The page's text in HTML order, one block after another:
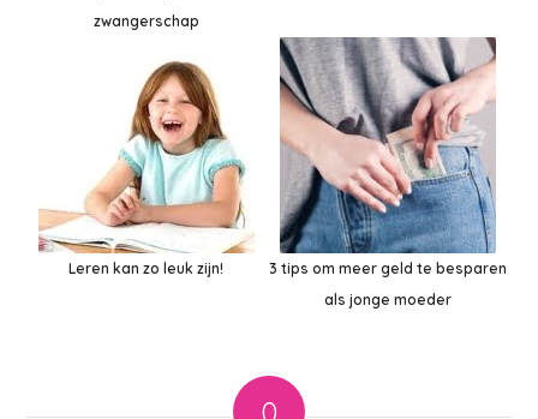
zwangerschap
Leren kan zo leuk zijn!
3 tips om meer geld te besparen
als jonge moeder
0